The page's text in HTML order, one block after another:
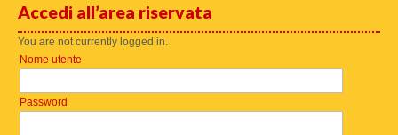
Accedi all’area riservata
You are not currently logged in.
Nome utente
Password